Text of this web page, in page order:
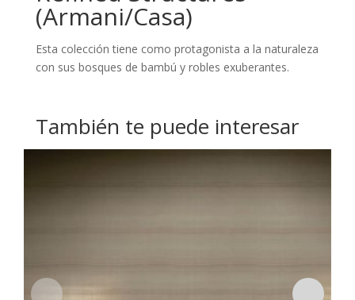
(Armani/Casa)
Esta colección tiene como protagonista a la naturaleza
con sus bosques de bambú y robles exuberantes.
También te puede interesar